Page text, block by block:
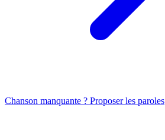
Chanson manquante ? Proposer les paroles